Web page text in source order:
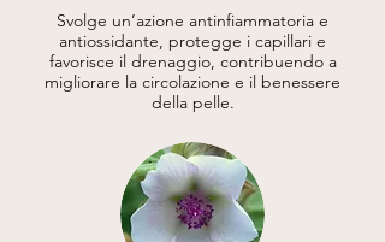
Svolge un’azione antinfiammatoria e
antiossidante, protegge i capillari e
favorisce il drenaggio, contribuendo a
migliorare la circolazione e il benessere
della pelle.